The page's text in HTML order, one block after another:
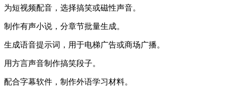
为短视频配音，选择搞笑或磁性声音。
制作有声小说，分章节批量生成。
生成语音提示词，用于电梯广告或商场广播。
用方言声音制作搞笑段子。
配合字幕软件，制作外语学习材料。